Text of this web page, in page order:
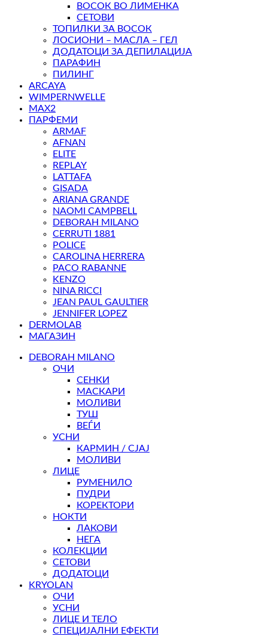
ВОСОК ВО ЛИМЕНКА
СЕТОВИ
ТОПИЛКИ ЗА ВОСОК
ЛОСИОНИ – МАСЛА – ГЕЛ
ДОДАТОЦИ ЗА ДЕПИЛАЦИЈА
ПАРАФИН
ПИЛИНГ
ARCAYA
WIMPERNWELLE
MAX2
ПАРФЕМИ
ARMAF
AFNAN
ELITE
REPLAY
LATTAFA
GISADA
ARIANA GRANDE
NAOMI CAMPBELL
DEBORAH MILANO
CERRUTI 1881
POLICE
CAROLINA HERRERA
PACO RABANNE
KENZO
NINA RICCI
JEAN PAUL GAULTIER
JENNIFER LOPEZ
DERMOLAB
МАГАЗИН
DEBORAH MILANO
ОЧИ
СЕНКИ
МАСКАРИ
МОЛИВИ
ТУШ
ВЕЃИ
УСНИ
КАРМИН / СЈАЈ
МОЛИВИ
ЛИЦЕ
РУМЕНИЛО
ПУДРИ
КОРЕКТОРИ
НОКТИ
ЛАКОВИ
НЕГА
КОЛЕКЦИИ
СЕТОВИ
ДОДАТОЦИ
KRYOLAN
ОЧИ
УСНИ
ЛИЦЕ И ТЕЛО
СПЕЦИЈАЛНИ ЕФЕКТИ